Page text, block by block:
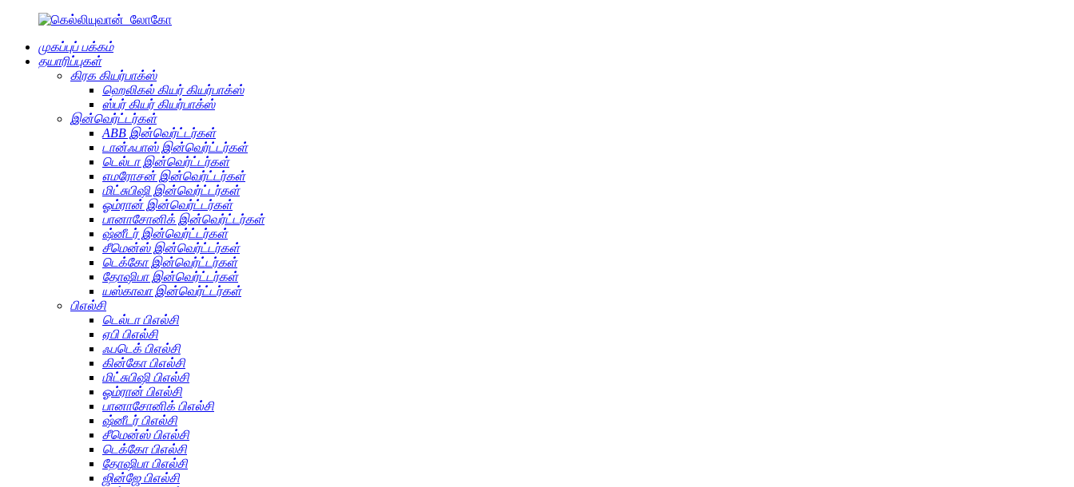
முகப்புப் பக்கம்
தயாரிப்புகள்
கிரக கியர்பாக்ஸ்
ஹெலிகல் கியர் கியர்பாக்ஸ்
ஸ்பர் கியர் கியர்பாக்ஸ்
இன்வெர்ட்டர்கள்
ABB இன்வெர்ட்டர்கள்
டான்ஃபாஸ் இன்வெர்ட்டர்கள்
டெல்டா இன்வெர்ட்டர்கள்
எமரோசன் இன்வெர்ட்டர்கள்
மிட்சுபிஷி இன்வெர்ட்டர்கள்
ஓம்ரான் இன்வெர்ட்டர்கள்
பானாசோனிக் இன்வெர்ட்டர்கள்
ஷ்னீடர் இன்வெர்ட்டர்கள்
சீமென்ஸ் இன்வெர்ட்டர்கள்
டெக்கோ இன்வெர்ட்டர்கள்
தோஷிபா இன்வெர்ட்டர்கள்
யஸ்காவா இன்வெர்ட்டர்கள்
பிஎல்சி
டெல்டா பிஎல்சி
ஏபி பிஎல்சி
ஃபடெக் பிஎல்சி
கின்கோ பிஎல்சி
மிட்சுபிஷி பிஎல்சி
ஓம்ரான் பிஎல்சி
பானாசோனிக் பிஎல்சி
ஷ்னீடர் பிஎல்சி
சீமென்ஸ் பிஎல்சி
டெக்கோ பிஎல்சி
தோஷிபா பிஎல்சி
ஜின்ஜே பிஎல்சி